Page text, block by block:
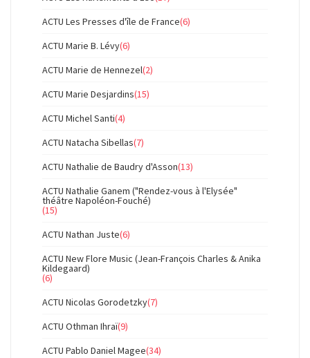
ACTU Les Presses d'île de France(6)
ACTU Marie B. Lévy(6)
ACTU Marie de Hennezel(2)
ACTU Marie Desjardins(15)
ACTU Michel Santi(4)
ACTU Natacha Sibellas(7)
ACTU Nathalie de Baudry d'Asson(13)
ACTU Nathalie Ganem ("Rendez-vous à l'Elysée"
théâtre Napoléon-Fouché)
(15)
ACTU Nathan Juste(6)
ACTU New Flore Music (Jean-François Charles & Anika
Kildegaard)
(6)
ACTU Nicolas Gorodetzky(7)
ACTU Othman Ihraï(9)
ACTU Pablo Daniel Magee(34)